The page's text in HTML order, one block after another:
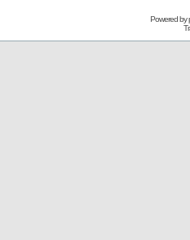
Powered by